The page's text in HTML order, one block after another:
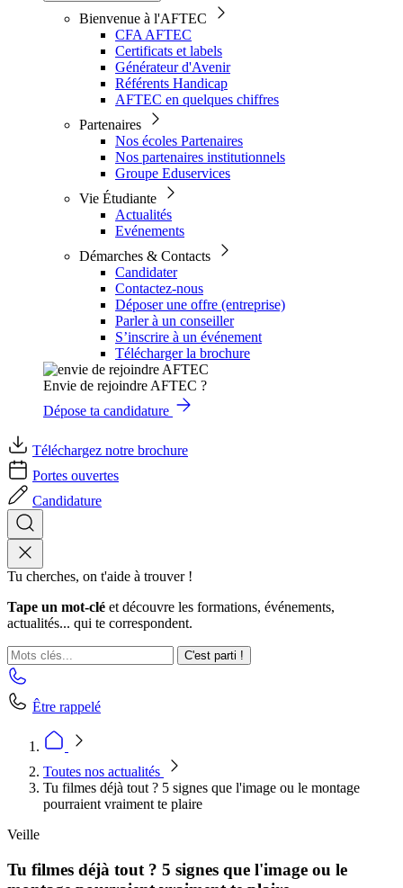
Bienvenue à l'AFTEC
CFA AFTEC
Certificats et labels
Générateur d'Avenir
Référents Handicap
AFTEC en quelques chiffres
Partenaires
Nos écoles Partenaires
Nos partenaires institutionnels
Groupe Eduservices
Vie Étudiante
Actualités
Evénements
Démarches & Contacts
Candidater
Contactez-nous
Déposer une offre (entreprise)
Parler à un conseiller
S’inscrire à un événement
Télécharger la brochure
Envie de rejoindre AFTEC ?
Dépose ta candidature
Téléchargez notre brochure
Portes ouvertes
Candidature
Tu cherches, on t'aide à trouver !
Tape un mot-clé et découvre les formations, événements,
actualités... qui te correspondent.
C'est parti !
Être rappelé
Toutes nos actualités
Tu filmes déjà tout ? 5 signes que l'image ou le montage
pourraient vraiment te plaire
Veille
Tu filmes déjà tout ? 5 signes que l'image ou le